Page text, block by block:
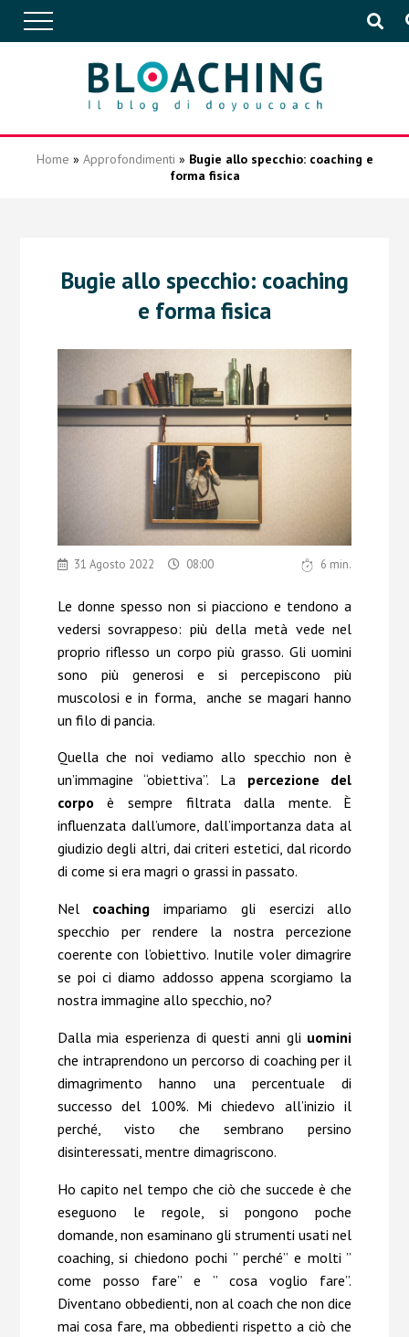
APPROFONDIMENTI
IN AZIENDA
PUBBLICAZIONI
Contatti
Home » Approfondimenti » Bugie allo specchio: coaching e
forma fisica
Bugie allo specchio: coaching
e forma fisica
31 Agosto 2022 08:00 6 min.
Le donne spesso non si piacciono e tendonoa
vedersi sovrappeso: più della metà vede nel
proprio riflesso un corpo più grasso. Gli uomini
sono più generosi e si percepiscono più
muscolosi e in forma, anche se magari hanno
un filo di pancia.
Quella che noi vediamo allo specchio non è
un’immagine “obiettiva”. La percezione del
corpo è sempre filtrata dalla mente. È
influenzata dall’umore, dall’importanza data al
giudizio degli altri, dai criteri estetici, dal ricordo
di come si era magri o grassi in passato.
Nel coaching impariamo gli esercizi allo
specchio per rendere la nostra percezione
coerente con l’obiettivo. Inutile voler dimagrire
se poi ci diamo addosso appena scorgiamo la
nostra immagine allo specchio, no?
Dalla mia esperienza di questi anni gli uomini
che intraprendono un percorso di coaching per il
dimagrimento hanno una percentuale di
successo del 100%. Mi chiedevo all’inizio il
perché, visto che sembrano persino
disinteressati, mentre dimagriscono.
Ho capito nel tempo che ciò che succede è che
eseguono le regole, si pongono poche
domande, non esaminano gli strumenti usati nel
coaching, si chiedono pochi ” perché” e molti ”
come posso fare” e ” cosa voglio fare”.
Diventano obbedienti, non al coach che non dice
mai cosa fare, ma obbedienti rispetto a ciò che